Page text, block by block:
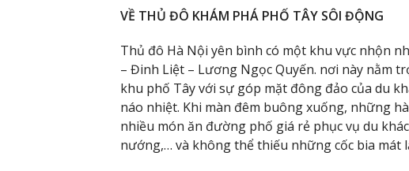
VỀ THỦ ĐÔ KHÁM PHÁ PHỐ TÂY SÔI ĐỘNG
Thủ đô Hà Nội yên bình có một khu vực nhộn
– Đinh Liệt – Lương Ngọc Quyến. nơi này nằm
khu phố Tây với sự góp mặt đông đảo của du
náo nhiệt. Khi màn đêm buông xuống, những
nhiều món ăn đường phố giá rẻ phục vụ du
nướng,… và không thể thiếu những cốc bia mát